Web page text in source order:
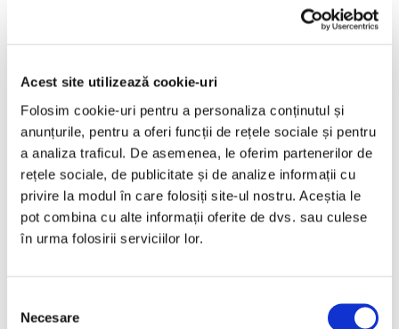
Acest site utilizează cookie-uri
Folosim cookie-uri pentru a personaliza conținutul și
anunțurile, pentru a oferi funcții de rețele sociale și pentru
a analiza traficul. De asemenea, le oferim partenerilor de
rețele sociale, de publicitate și de analize informații cu
privire la modul în care folosiți site-ul nostru. Aceștia le
pot combina cu alte informații oferite de dvs. sau culese
în urma folosirii serviciilor lor.
consimțământului
Necesare
2013 201993 km Diesel 180 HP
Bucuresti Militari
€8.440
Programare vizionare